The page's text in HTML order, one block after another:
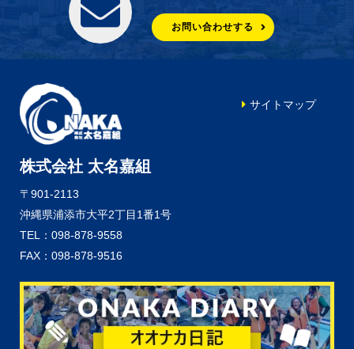
お問い合わせする
株式会社 太名嘉組
〒901-2113
沖縄県浦添市大平2丁目1番1号
TEL：098-878-9558
FAX：098-878-9516
サイトマップ